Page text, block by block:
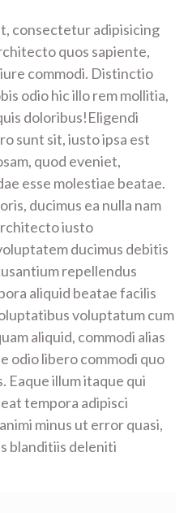
consectetur adipisicing
quos sapiente,
commodi. Distinctio
odio hic illo rem mollitia,
doloribus!Eligendi
sunt sit, iusto ipsa est
quod eveniet,
esse molestiae beatae.
ducimus ea nulla nam
iusto
ducimus debitis
repellendus
aliquid beatae facilis
voluptatum cum
aliquid, commodi alias
odio libero commodi quo
Eaque illum itaque qui
tempora adipisci
minus ut error quasi,
blanditiis deleniti